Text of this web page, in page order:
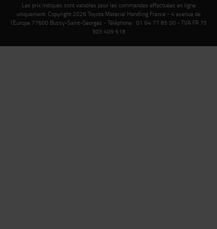
Les prix indiqués sont valables pour les commandes effectuées en ligne
uniquement. Copyright 2026 Toyota Material Handling France - 4 avenue de
l'Europe 77600 Bussy-Saint-Georges - Téléphone : 01 64 77 85 00 - TVA FR 75
303 409 619